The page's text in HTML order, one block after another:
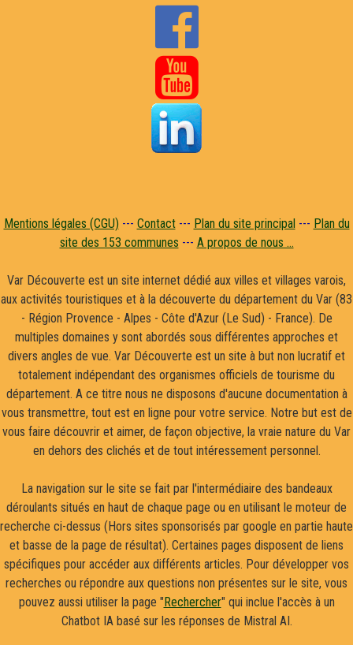


Mentions légales (CGU) --- Contact--- Plan du site principal--- Plan du
site des 153 communes --- A propos de nous ...
Var Découverte est un site internet dédié aux villes et villages varois,
aux activités touristiques et à la découverte du département du Var (83
- Région Provence - Alpes - Côte d'Azur (Le Sud) - France). De
multiples domaines y sont abordés sous différentes approches et
divers angles de vue. Var Découverte est un site à but non lucratif et
totalement indépendant des organismes officiels de tourisme du
département. A ce titre nous ne disposons d'aucune documentation à
vous transmettre, tout est en ligne pour votre service. Notre but est de
vous faire découvrir et aimer, de façon objective, la vraie nature du Var
en dehors des clichés et de tout intéressement personnel.
La navigation sur le site se fait par l'intermédiaire des bandeaux
déroulants situés en haut de chaque page ou en utilisant le moteur de
recherche ci-dessus (Hors sites sponsorisés par google en partie haute
et basse de la page de résultat). Certaines pages disposent de liens
spécifiques pour accéder aux différents articles. Pour développer vos
recherches ou répondre aux questions non présentes sur le site, vous
pouvez aussi utiliser la page "Rechercher" qui inclue l'accès à un
Chatbot IA basé sur les réponses de Mistral AI.